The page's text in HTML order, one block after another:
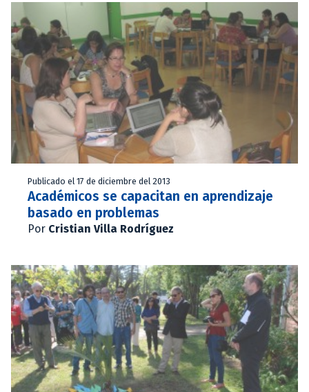
Publicado el 17 de diciembre del 2013
Académicos se capacitan en aprendizaje
basado en problemas
Por Cristian Villa Rodríguez